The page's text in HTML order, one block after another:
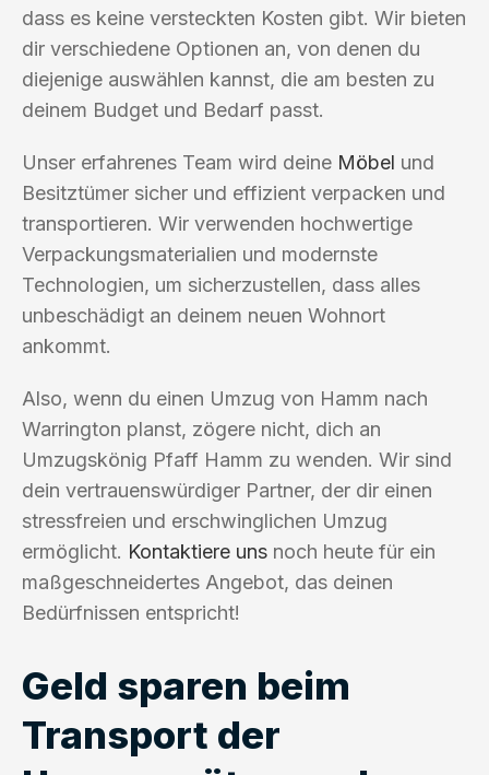
dass es keine versteckten Kosten gibt. Wir bieten
dir verschiedene Optionen an, von denen du
diejenige auswählen kannst, die am besten zu
deinem Budget und Bedarf passt.
Unser erfahrenes Team wird deine Möbel und
Besitztümer sicher und effizient verpacken und
transportieren. Wir verwenden hochwertige
Verpackungsmaterialien und modernste
Technologien, um sicherzustellen, dass alles
unbeschädigt an deinem neuen Wohnort
ankommt.
Also, wenn du einen Umzug von Hamm nach
Warrington planst, zögere nicht, dich an
Umzugskönig Pfaff Hamm zu wenden. Wir sind
dein vertrauenswürdiger Partner, der dir einen
stressfreien und erschwinglichen Umzug
ermöglicht. Kontaktiere uns noch heute für ein
maßgeschneidertes Angebot, das deinen
Bedürfnissen entspricht!
Geld sparen beim
Transport der